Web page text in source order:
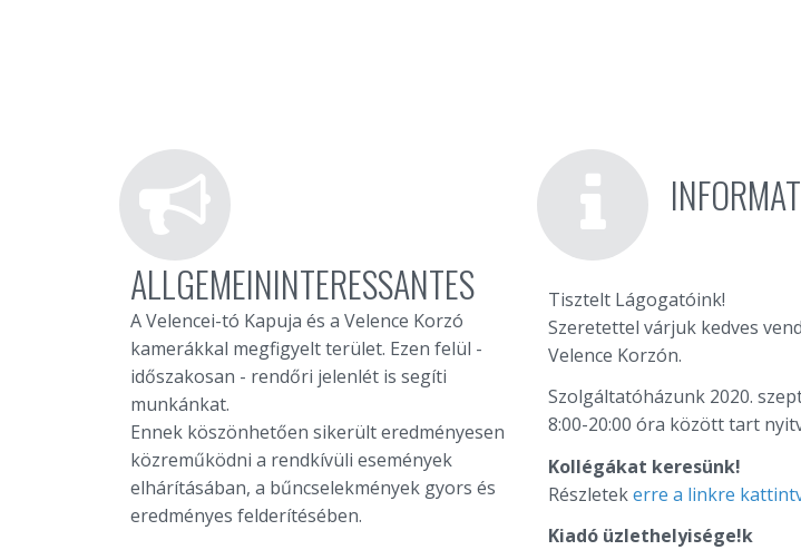
ALLGEMEININTERESSANTES
A Velencei-tó Kapuja és a Velence Korzó
kamerákkal megfigyelt terület. Ezen felül -
időszakosan - rendőri jelenlét is segíti
munkánkat.
Ennek köszönhetően sikerült eredményesen
közreműködni a rendkívüli események
elhárításában, a bűncselekmények gyors és
eredményes felderítésében.
Tisztelt Lágogatóink!
Szeretettel várjuk kedves
Velence Korzón.
Szolgáltatóházunk 2020.
8:00-20:00 óra között tart
Kollégákat keresünk!
Részletekerre a linkre
Kiadó üzlethelyisége!k